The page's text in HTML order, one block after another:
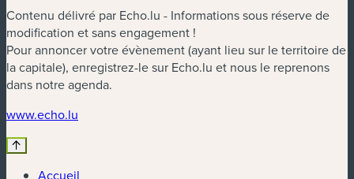
Contenu délivré par Echo.lu - Informations sous réserve de
modification et sans engagement !
Pour annoncer votre évènement (ayant lieu sur le territoire de
la capitale), enregistrez-le sur Echo.lu et nous le reprenons
dans notre agenda.
www.echo.lu
Accueil